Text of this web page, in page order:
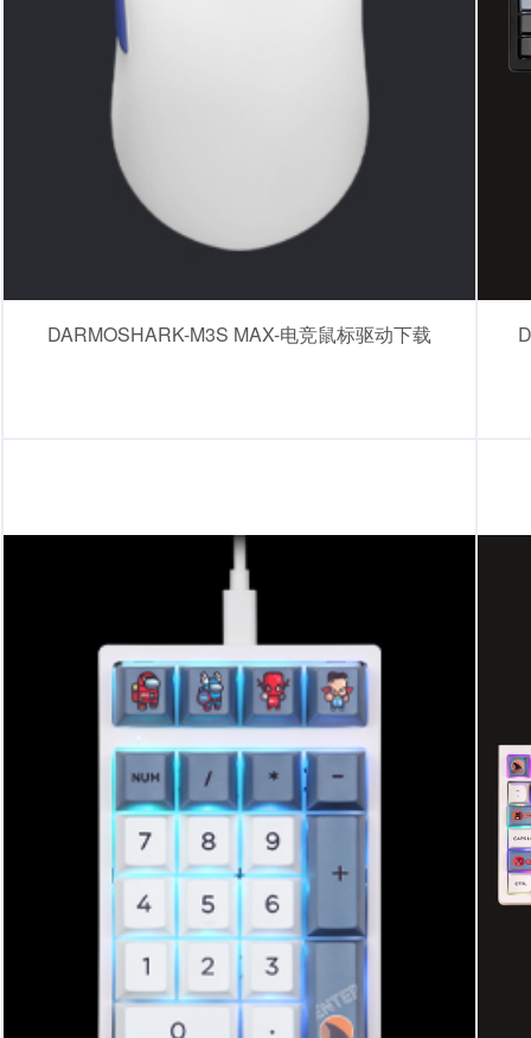
DARMOSHARK-M3S MAX-电竞鼠标驱动下载